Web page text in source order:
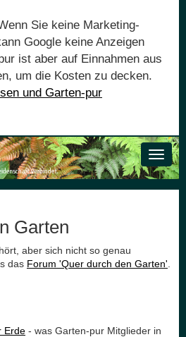
Sie keine Marketing-
Google keine Anzeigen
ist aber auf Einnahmen aus
um die Kosten zu decken.
und Garten-pur
Toggle
Garten
aber sich nicht so genau
das Forum 'Quer durch den Garten'
Erde - was Garten-pur Mitglieder in